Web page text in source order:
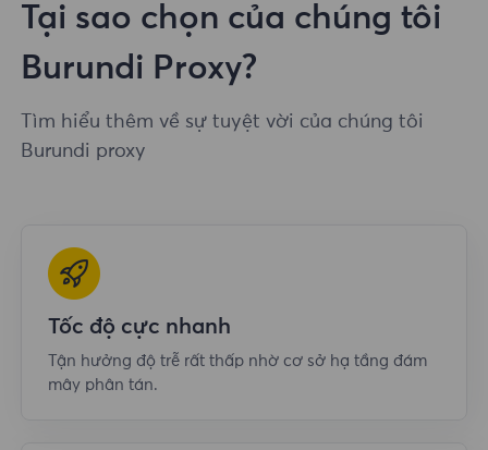
Tại sao chọn của chúng tôi
Burundi Proxy?
Tìm hiểu thêm về sự tuyệt vời của chúng tôi
Burundi proxy
Tốc độ cực nhanh
Tận hưởng độ trễ rất thấp nhờ cơ sở hạ tầng đám
mây phân tán.